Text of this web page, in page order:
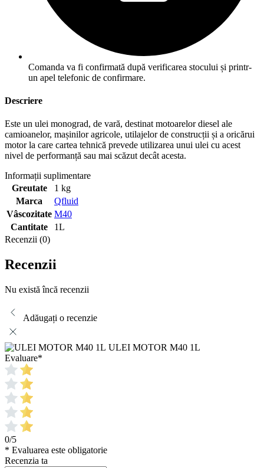
Comanda va fi confirmată după verificarea stocului și printr-
un apel telefonic de confirmare.
Descriere
Este un ulei monograd, de vară, destinat motoarelor diesel ale
camioanelor, mașinilor agricole, utilajelor de construcții și a oricărui
motor la care cartea tehnică prevede utilizarea unui ulei cu acest
nivel de performanță sau mai scăzut decât acesta.
Informații suplimentare
Greutate
1 kg
Marca
Qfluid
Vâscozitate M40
Cantitate
1L
Recenzii (0)
Recenzii
Nu există încă recenzii
Adăugați o recenzie
ULEI MOTOR M40 1L
Evaluare*
0/5
* Evaluarea este obligatorie
Recenzia ta